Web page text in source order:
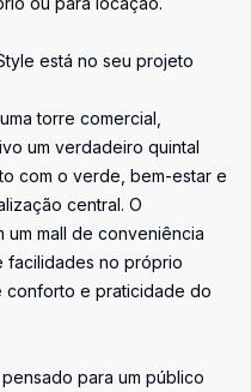
está no seu projeto
torre comercial,
um verdadeiro quintal
com o verde, bem-estar e
central. O
um mall de conveniência
no próprio
e praticidade do
para um público